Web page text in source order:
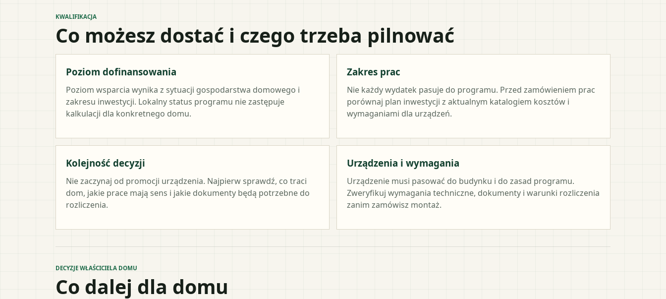
KWALIFIKACJA
Co możesz dostać i czego trzeba pilnować
Poziom dofinansowania
Poziom wsparcia wynika z sytuacji gospodarstwa domowego i
zakresu inwestycji. Lokalny status programu nie zastępuje
kalkulacji dla konkretnego domu.
Zakres prac
Nie każdy wydatek pasuje do programu. Przed zamówieniem prac
porównaj plan inwestycji z aktualnym katalogiem kosztów i
wymaganiami dla urządzeń.
Kolejność decyzji
Nie zaczynaj od promocji urządzenia. Najpierw sprawdź, co traci
dom, jakie prace mają sens i jakie dokumenty będą potrzebne do
rozliczenia.
Urządzenia i wymagania
Urządzenie musi pasować do budynku i do zasad programu.
Zweryfikuj wymagania techniczne, dokumenty i warunki rozliczenia
zanim zamówisz montaż.
DECYZJE WŁAŚCICIELA DOMU
Co dalej dla domu